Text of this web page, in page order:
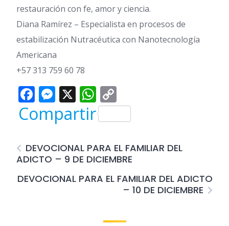
restauración con fe, amor y ciencia.
Diana Ramírez – Especialista en procesos de
estabilización Nutracéutica con Nanotecnología
Americana
+57 313 759 60 78
Facebook
Messenger
X WhatsApp
Link
Compartir
DEVOCIONAL PARA EL FAMILIAR DEL
ADICTO – 9 DE DICIEMBRE
DEVOCIONAL PARA EL FAMILIAR DEL ADICTO
– 10 DE DICIEMBRE